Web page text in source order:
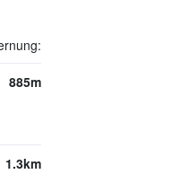
885m
1.3km